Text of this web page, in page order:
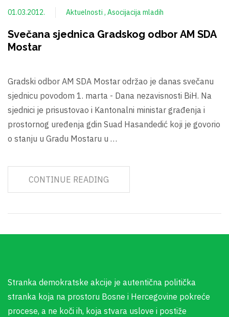
01.03.2012. Aktuelnosti Asocijacija mladih
Svečana sjednica Gradskog odbor AM SDA
Mostar
Gradski odbor AM SDA Mostar održao je danas svečanu
sjednicu povodom 1. marta - Dana nezavisnosti BiH. Na
sjednici je prisustovao i Kantonalni ministar građenja i
prostornog uređenja gdin Suad Hasandedić koji je govorio
o stanju u Gradu Mostaru u …
CONTINUE READING
Stranka demokratske akcije je autentična politička
stranka koja na prostoru Bosne i Hercegovine pokreće
procese, a ne koči ih, koja stvara uslove i postiže